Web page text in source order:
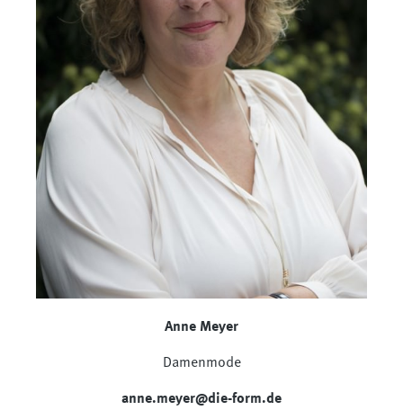
Anne Meyer
Damenmode
anne.meyer@die-form.de